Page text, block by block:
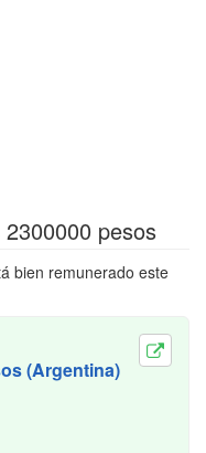
pesos
bien remunerado este
(Argentina)